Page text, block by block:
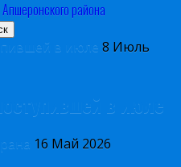
района
8 Июль
в июле
16 Май 2026